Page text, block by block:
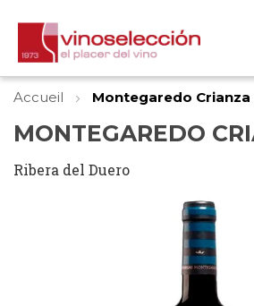
Accueil Montegaredo Crianza
MONTEGAREDO
Ribera del Duero